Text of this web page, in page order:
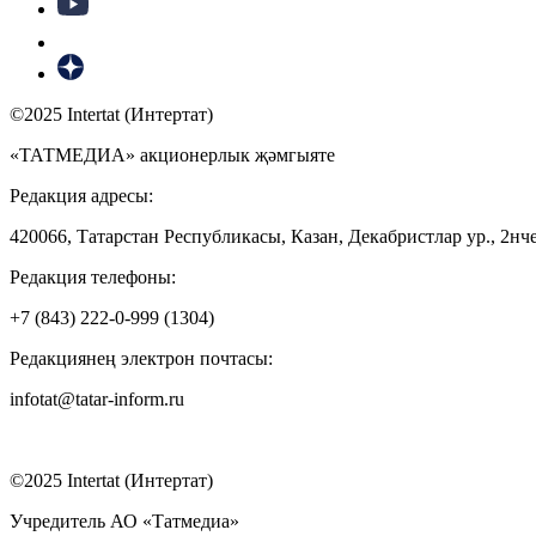
©2025 Intertat (Интертат)
«ТАТМЕДИА» акционерлык җәмгыяте
Редакция адресы:
420066, Татарстан Республикасы, Казан, Декабристлар ур.,
Редакция телефоны:
+7 (843) 222-0-999 (1304)
Редакциянең электрон почтасы:
infotat@tatar-inform.ru
©2025 Intertat (Интертат)
Учредитель АО «Татмедиа»